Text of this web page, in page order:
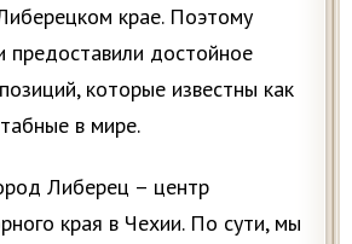
крае. Поэтому
предоставили достойное
которые известны как
в мире.
Либерец – центр
края в Чехии. По сути, мы